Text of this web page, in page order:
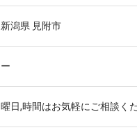
新潟県 見附市
ー
曜日,時間はお気軽にご相談く